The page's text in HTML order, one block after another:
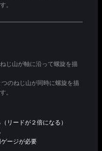
。
じ山が軸に沿って螺旋を描
つのねじ山が同時に螺旋を描
。
リードが２倍になる）
ージが必要